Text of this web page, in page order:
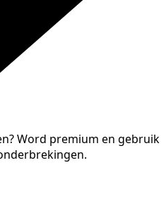
Word premium en gebruik